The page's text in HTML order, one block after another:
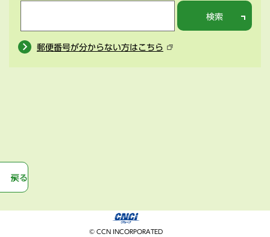
検索
郵便番号が分からない方はこちら
戻る
© CCN INCORPORATED